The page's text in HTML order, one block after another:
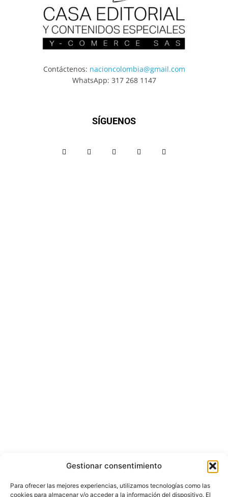
Gestionar consentimiento
Para ofrecer las mejores experiencias, utilizamos tecnologías como las
cookies para almacenar y/o acceder a la información del dispositivo. El
Contáctenos: nacioncolombia@gmail.com
WhatsApp: 317 268 1147
SÍGUENOS